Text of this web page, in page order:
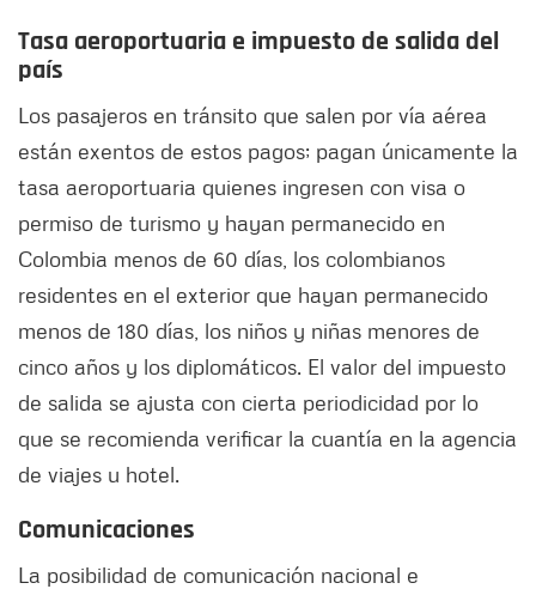
Tasa aeroportuaria e impuesto de salida del
país
Los pasajeros en tránsito que salen por vía aérea
están exentos de estos pagos; pagan únicamente la
tasa aeroportuaria quienes ingresen con visa o
permiso de turismo y hayan permanecido en
Colombia menos de 60 días, los colombianos
residentes en el exterior que hayan permanecido
menos de 180 días, los niños y niñas menores de
cinco años y los diplomáticos. El valor del impuesto
de salida se ajusta con cierta periodicidad por lo
que se recomienda verificar la cuantía en la agencia
de viajes u hotel.
Comunicaciones
La posibilidad de comunicación nacional e